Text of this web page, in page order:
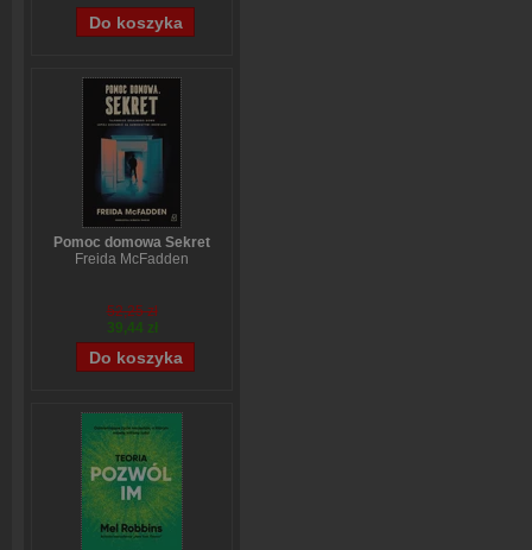
Pomoc domowa Sekret
Freida McFadden
52,25 zł
39,44 zł